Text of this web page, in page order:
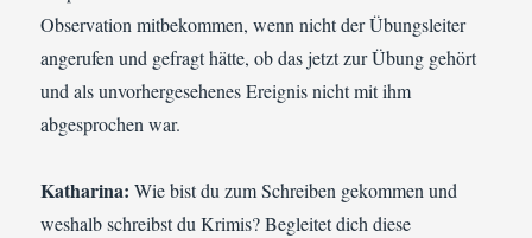
Observation mitbekommen, wenn nicht der Übungsleiter
angerufen und gefragt hätte, ob das jetzt zur Übung gehört
und als unvorhergesehenes Ereignis nicht mit ihm
abgesprochen war.
Katharina: Wie bist du zum Schreiben gekommen und
weshalb schreibst du Krimis? Begleitet dich diese